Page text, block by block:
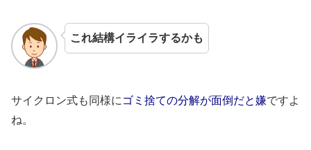
これ結構イライラするかも
サイクロン式も同様に ゴミ捨ての分解が面倒だと嫌ですよ
ね。